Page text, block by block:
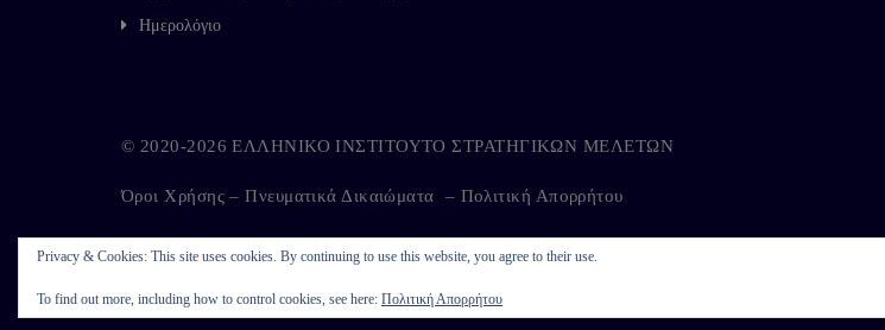
Ημερολόγιο
Privacy & Cookies: This site uses cookies. By continuing to use this website, you agree to their use.
To find out more, including how to control cookies, see here: Πολιτική Απορρήτου
© 2020-2026 ΕΛΛΗΝΙΚΟ ΙΝΣΤΙΤΟΥΤΟ ΣΤΡΑΤΗΓΙΚΩΝ ΜΕΛΕΤΩΝ
Όροι Χρήσης – Πνευματικά Δικαιώματα – Πολιτική Απορρήτου
Kappagram onKythira